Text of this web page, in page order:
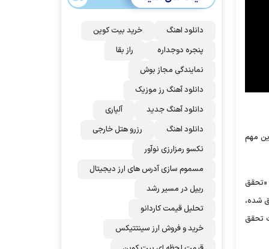
مهم
«تحقق
شده،
تحقق
دانلود اهنگ
خرید بیت کوین
پنجره دوجداره
راز بقا
نمایندگی مجاز بوش
دانلود آهنگ رز‌ موزیک
دانلود آهنگ جدید
آلپاری
دانلود اهنگ
رزرو هتل خارجی
نکسو رمزارزی نوآور
مسموم سازی آدرس های ارز دیجیتال
ریپل در مسیر رشد
تحلیل قیمت کاردانو
خرید و فروش ارز سینتتیکس